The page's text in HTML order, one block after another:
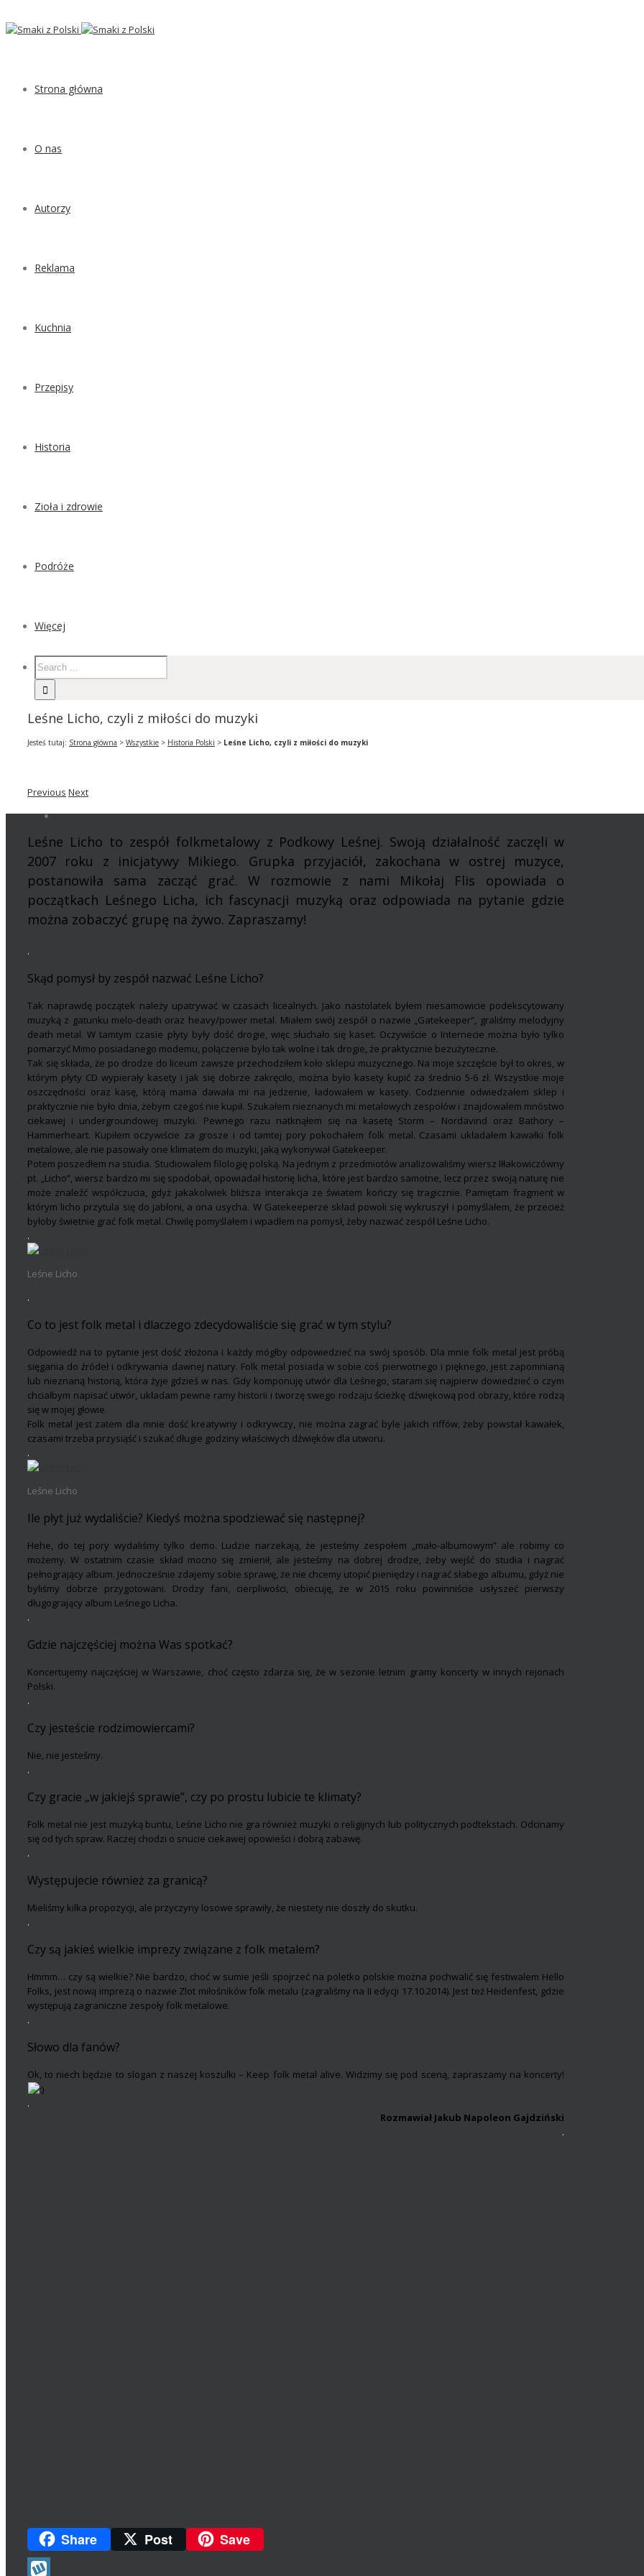
Strona główna
O nas
Autorzy
Reklama
Kuchnia
Przepisy
Historia
Zioła i zdrowie
Podróże
Więcej
Leśne Licho, czyli z miłości do muzyki
Jesteś tutaj: Strona główna > Wszystkie > Historia Polski > Leśne Licho, czyli z miłości do muzyki
Previous Next
Leśne Licho to zespół folkmetalowy z Podkowy Leśnej. Swoją działalność zaczęli w
2007 roku z inicjatywy Mikiego. Grupka przyjaciół, zakochana w ostrej muzyce,
postanowiła sama zacząć grać. W rozmowie z nami Mikołaj Flis opowiada o
początkach Leśnego Licha, ich fascynacji muzyką oraz odpowiada na pytanie gdzie
można zobaczyć grupę na żywo. Zapraszamy!
.
Skąd pomysł by zespół nazwać Leśne Licho?
Tak naprawdę początek należy upatrywać w czasach licealnych. Jako nastolatek byłem niesamowicie podekscytowany
muzyką z gatunku melo-death oraz heavy/power metal. Miałem swój zespół o nazwie „Gatekeeper”, graliśmy melodyjny
death metal. W tamtym czasie płyty były dość drogie, więc słuchało się kaset. Oczywiście o Internecie można było tylko
pomarzyć Mimo posiadanego modemu, połączenie było tak wolne i tak drogie, że praktycznie bezużyteczne.
Tak się składa, że po drodze do liceum zawsze przechodziłem koło sklepu muzycznego. Na moje szczęście był to okres, w
którym płyty CD wypierały kasety i jak się dobrze zakręciło, można było kasety kupić za średnio 5-6 zł. Wszystkie moje
oszczędności oraz kasę, którą mama dawała mi na jedzenie, ładowałem w kasety. Codziennie odwiedzałem sklep i
praktycznie nie było dnia, żebym czegoś nie kupił. Szukałem nieznanych mi metalowych zespołów i znajdowałem mnóstwo
ciekawej i undergroundowej muzyki. Pewnego razu natknąłem się na kasetę Storm – Nordavind oraz Bathory –
Hammerheart. Kupiłem oczywiście za grosze i od tamtej pory pokochałem folk metal. Czasami układałem kawałki folk
metalowe, ale nie pasowały one klimatem do muzyki, jaką wykonywał Gatekeeper.
Potem poszedłem na studia. Studiowałem filologię polską. Na jednym z przedmiotów analizowaliśmy wiersz Iłłakowiczówny
pt. „Licho”, wiersz bardzo mi się spodobał, opowiadał historię licha, które jest bardzo samotne, lecz przez swoją naturę nie
może znaleźć współczucia, gdyż jakakolwiek bliższa interakcja ze światem kończy się tragicznie. Pamiętam fragment w
którym licho przytula się do jabłoni, a ona usycha. W Gatekeeperze skład powoli się wykruszył i pomyślałem, że przecież
byłoby świetnie grać folk metal. Chwilę pomyślałem i wpadłem na pomysł, żeby nazwać zespół Leśne Licho.
.
Leśne Licho
.
Co to jest folk metal i dlaczego zdecydowaliście się grać w tym stylu?
Odpowiedź na to pytanie jest dość złożona i każdy mógłby odpowiedzieć na swój sposób. Dla mnie folk metal jest próbą
sięgania do źródeł i odkrywania dawnej natury. Folk metal posiada w sobie coś pierwotnego i pięknego, jest zapomnianą
lub nieznaną historią, która żyje gdzieś w nas. Gdy komponuję utwór dla Leśnego, staram się najpierw dowiedzieć o czym
chciałbym napisać utwór, układam pewne ramy historii i tworzę swego rodzaju ścieżkę dźwiękową pod obrazy, które rodzą
się w mojej głowie.
Folk metal jest zatem dla mnie dość kreatywny i odkrywczy, nie można zagrać byle jakich riffów, żeby powstał kawałek,
czasami trzeba przysiąść i szukać długie godziny właściwych dźwięków dla utworu.
.
Leśne Licho
Ile płyt już wydaliście? Kiedyś można spodziewać się następnej?
Hehe, do tej pory wydaliśmy tylko demo. Ludzie narzekają, że jesteśmy zespołem „mało-albumowym” ale robimy co
możemy. W ostatnim czasie skład mocno się zmienił, ale jesteśmy na dobrej drodze, żeby wejść do studia i nagrać
pełnogrający album. Jednocześnie zdajemy sobie sprawę, że nie chcemy utopić pieniędzy i nagrać słabego albumu, gdyż nie
byliśmy dobrze przygotowani. Drodzy fani, cierpliwości, obiecuję, że w 2015 roku powinniście usłyszeć pierwszy
długogrający album Leśnego Licha.
.
Gdzie najczęściej można Was spotkać?
Koncertujemy najczęściej w Warszawie, choć często zdarza się, że w sezonie letnim gramy koncerty w innych rejonach
Polski.
.
Czy jesteście rodzimowiercami?
Nie, nie jesteśmy.
.
Czy gracie „w jakiejś sprawie”, czy po prostu lubicie te klimaty?
Folk metal nie jest muzyką buntu, Leśne Licho nie gra również muzyki o religijnych lub politycznych podtekstach. Odcinamy
się od tych spraw. Raczej chodzi o snucie ciekawej opowieści i dobrą zabawę.
.
Występujecie również za granicą?
Mieliśmy kilka propozycji, ale przyczyny losowe sprawiły, że niestety nie doszły do skutku.
.
Czy są jakieś wielkie imprezy związane z folk metalem?
Hmmm… czy są wielkie? Nie bardzo, choć w sumie jeśli spojrzeć na poletko polskie można pochwalić się festiwalem Hello
Folks, jest nową imprezą o nazwie Zlot miłośników folk metalu (zagraliśmy na II edycji 17.10.2014). Jest też Heidenfest, gdzie
występują zagraniczne zespoły folk metalowe.
.
Słowo dla fanów?
Ok, to niech będzie to slogan z naszej koszulki – Keep folk metal alive. Widzimy się pod sceną, zapraszamy na koncerty!
.
Rozmawiał Jakub Napoleon Gajdziński
.
Share Post Save